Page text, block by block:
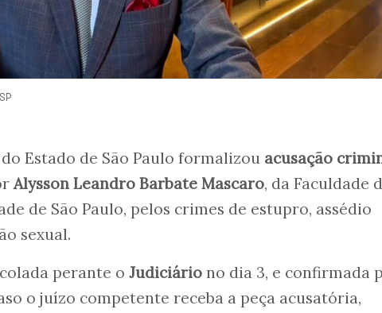
Estado de São Paulo formalizou acusação
Alysson Leandro Barbate Mascaro, da Faculdade
de São Paulo, pelos crimes de estupro, assédio
sexual.
perante o Judiciário no dia 3, e confirmada
o juízo competente receba a peça acusatória,